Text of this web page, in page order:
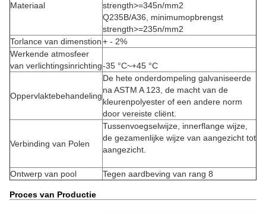
Materiaal
strength>=345n/mm2
Q235B/A36, minimumopbrengst
strength>=235n/mm2
Torlance van dimenstion+ - 2%
Werkende atmosfeer
van verlichtingsinrichting-35 °C~+45 °C
Oppervlaktebehandeling
De hete onderdompeling galvaniseerde
na ASTM A 123, de macht van de
kleurenpolyester of een andere norm
door vereiste cliënt.
Verbinding van Polen
Tussenvoegselwijze, innerflange wijze,
de gezamenlijke wijze van aangezicht tot
aangezicht.
Ontwerp van pool Tegen aardbeving van rang 8
Proces van Productie